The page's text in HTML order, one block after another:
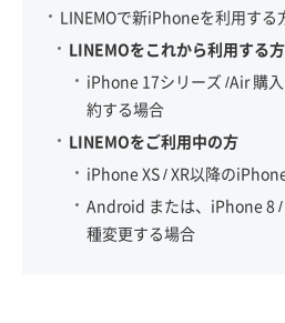
LINEMOで新iPhoneを利用する
LINEMOをこれから利用する方
iPhone 17シリーズ /Air 購
約する場合
LINEMOをご利用中の方
iPhone XS / XR以降の
Android または、iPhone 8
種変更する場合